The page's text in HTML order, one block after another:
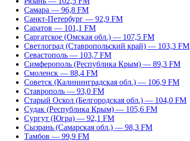
Самара — 96,8 FM
Санкт-Петербург — 92,9 FM
Саратов — 101,1 FM
Саргатское (Омская обл.) — 107,5 FM
Светлоград (Ставропольский край) — 103,3 FM
Севастополь — 103,7 FM
Симферополь (Республика Крым) — 89,3 FM
Смоленск — 88,4 FM
Советск (Калининградская обл.) — 106,9 FM
Ставрополь — 93,0 FM
Старый Оскол (Белгородская обл.) — 104,0 FM
Судак (Республика Крым) — 105,6 FM
Сургут (Югра) — 92,1 FM
Сызрань (Самарская обл.) — 98,3 FM
Тамбов — 99,9 FM